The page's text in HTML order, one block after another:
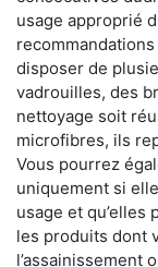
usage approprié
disposer de
vadrouilles, des
nettoyage soit
microfibres, ils
Vous pourrez
uniquement si
usage et
les produits dont
l’assainissement